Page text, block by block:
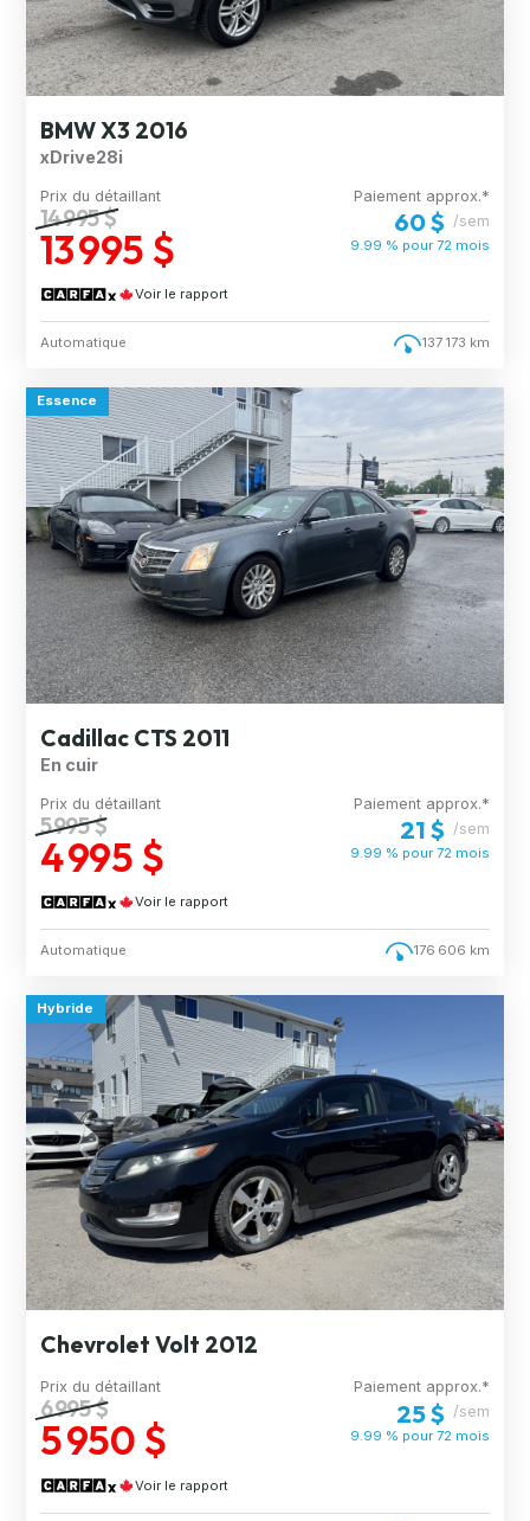
BMW X3 2016
xDrive28i
Prix du détaillant
14 995 $
13 995 $
Paiement approx.*
60 $ /sem
9.99 % pour72 mois
Voir le rapport
Automatique 137 173 km
Essence
Cadillac CTS 2011
En cuir
Prix du détaillant
5 995 $
4 995 $
Paiement approx.*
21 $ /sem
9.99 % pour72 mois
Voir le rapport
Automatique 176 606 km
Hybride
Chevrolet Volt 2012
Prix du détaillant
6 995 $
5 950 $
Paiement approx.*
25 $ /sem
9.99 % pour72 mois
Voir le rapport